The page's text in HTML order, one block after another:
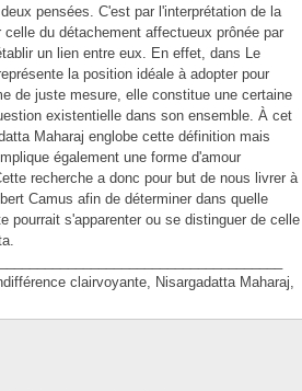
pensées. C'est par l'interprétation de la
du détachement affectueux prônée par
un lien entre eux. En effet, dans Le
la position idéale à adopter pour
de juste mesure, elle constitue une certaine
existentielle dans son ensemble. À cet
Maharaj englobe cette définition mais
également une forme d'amour
recherche a donc pour but de nous livrer à
Camus afin de déterminer dans quelle
pourrait s'apparenter ou se distinguer de celle
clairvoyante, Nisargadatta Maharaj,